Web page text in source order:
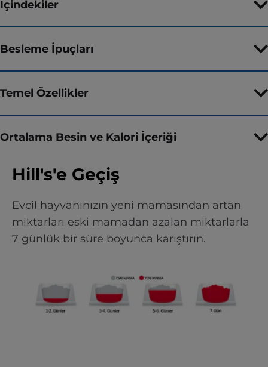
İçindekiler
Besleme İpuçları
Temel Özellikler
Ortalama Besin ve Kalori İçeriği
Hill's'e Geçiş
Evcil hayvanınızın yeni mamasından artan
miktarları eski mamadan azalan miktarlarla
7 günlük bir süre boyunca karıştırın.